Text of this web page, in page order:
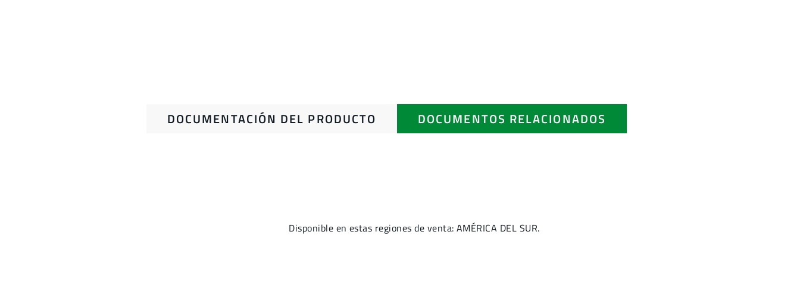
DOCUMENTACIÓN DEL PRODUCTO DOCUMENTOS RELACIONADOS
Disponible en estas regiones de venta: AMÉRICA DEL SUR.